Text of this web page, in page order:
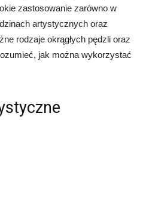
zastosowanie zarówno w
artystycznych oraz
rodzaje okrągłych pędzli oraz
jak można wykorzystać